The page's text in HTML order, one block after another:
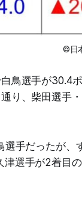
©日
鳥選手が30.4
り、柴田選手
手だったが、
選手が2着目